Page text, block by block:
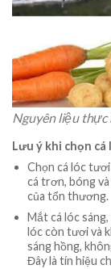
Nguyên liệu thực
Lưu ý khi chọn cá
Chọn cá lóc
cá trơn, bóng
của tổn thương.
Mắt cá lóc
lóc còn tươi và
sáng hồng,
Đây là tín hiệu